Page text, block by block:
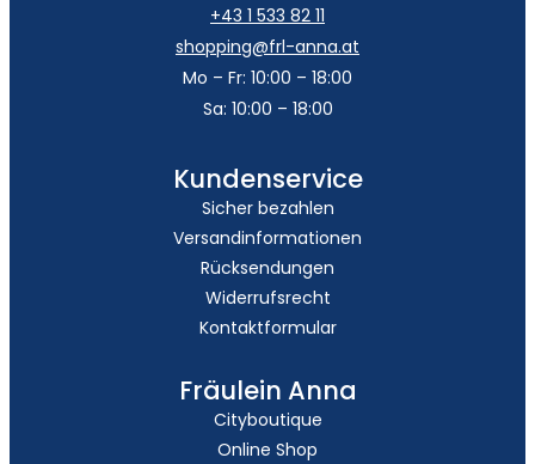
+43 1 533 82 11
shopping@frl-anna.at
Mo – Fr: 10:00 – 18:00
Sa: 10:00 – 18:00
Kundenservice
Sicher bezahlen
Versandinformationen
Rücksendungen
Widerrufsrecht
Kontaktformular
Fräulein Anna
Cityboutique
Online Shop